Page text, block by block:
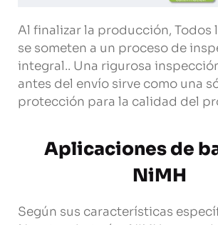
Al finalizar la producción, Todos
se someten a un proceso de
integral.. Una rigurosa
antes del envío sirve como una
protección para la calidad del
Aplicaciones de
NiMH
Según sus características